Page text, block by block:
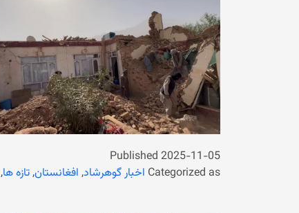
Published 2025-11-05
Categorized as اخبار گوهرشاد, افغانستان,تازه ها,